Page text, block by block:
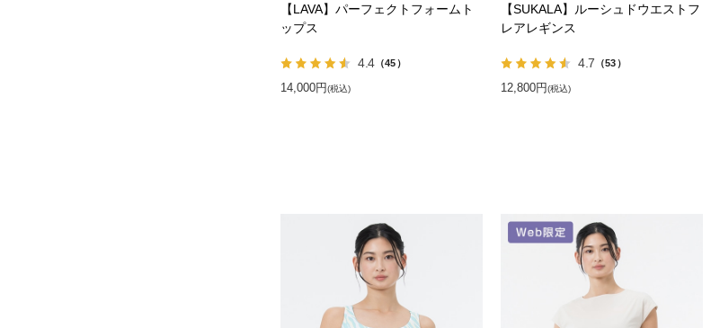
【LAVA】パーフェクトフォームト
ップス
4.4 （45）
14,000円(税込)
【SUKALA】ルーシュドウエストフ
レアレギンス
4.7 （53）
12,800円(税込)